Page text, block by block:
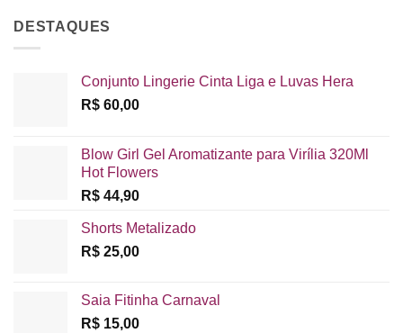
DESTAQUES
Conjunto Lingerie Cinta Liga e Luvas Hera
R$ 60,00
Blow Girl Gel Aromatizante para Virília 320Ml
Hot Flowers
R$ 44,90
Shorts Metalizado
R$ 25,00
Saia Fitinha Carnaval
R$ 15,00